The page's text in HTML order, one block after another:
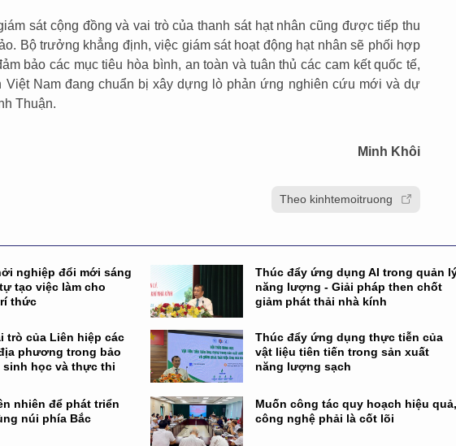
sát cộng đồng và vai trò của thanh sát hạt nhân cũng được tiếp thu
Bộ trưởng khẳng định, việc giám sát hoạt động hạt nhân sẽ phối hợp
bảo các mục tiêu hòa bình, an toàn và tuân thủ các cam kết quốc tế,
Việt Nam đang chuẩn bị xây dựng lò phản ứng nghiên cứu mới và dự
Thuận.
Minh Khôi
Theo kinhtemoitruong
nghiệp đổi mới sáng
tạo việc làm cho
thức
Thúc đẩy ứng dụng AI trong quản
năng lượng - Giải pháp then chốt
giảm phát thải nhà kính
trò của Liên hiệp các
phương trong bảo
sinh học và thực thi
Thúc đẩy ứng dụng thực tiễn của
vật liệu tiên tiến trong sản xuất
năng lượng sạch
nhiên để phát triển
núi phía Bắc
Muốn công tác quy hoạch hiệu
công nghệ phải là cốt lõi